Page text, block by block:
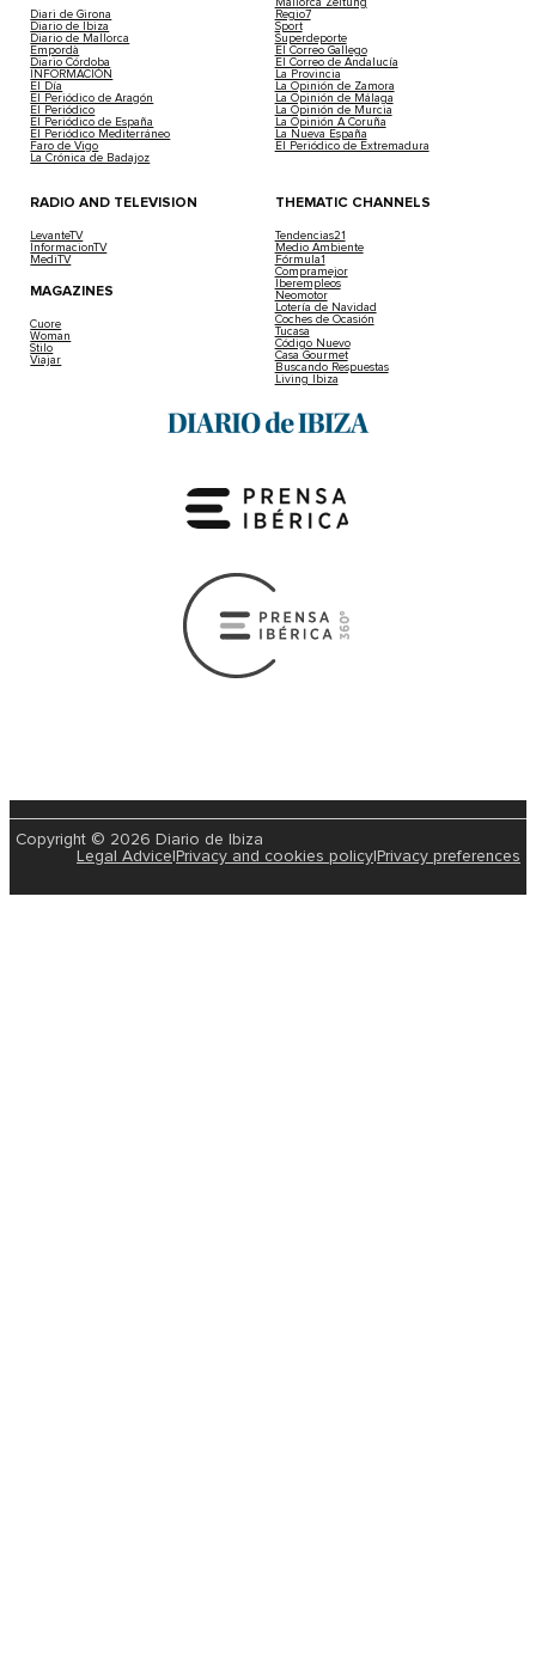
Diari de Girona
Diario de Ibiza
Diario de Mallorca
Empordà
Diario Córdoba
INFORMACIÓN
El Día
El Periódico de Aragón
El Periódico
El Periódico de España
El Periódico Mediterráneo
Faro de Vigo
La Crónica de Badajoz
Mallorca Zeitung
Regio7
Sport
Superdeporte
El Correo Gallego
El Correo de Andalucía
La Provincia
La Opinión de Zamora
La Opinión de Málaga
La Opinión de Murcia
La Opinión A Coruña
La Nueva España
El Periódico de Extremadura
RADIO AND TELEVISION
LevanteTV
InformacionTV
MediTV
MAGAZINES
Cuore
Woman
Stilo
Viajar
THEMATIC CHANNELS
Tendencias21
Medio Ambiente
Fórmula1
Compramejor
Iberempleos
Neomotor
Lotería de Navidad
Coches de Ocasión
Tucasa
Código Nuevo
Casa Gourmet
Buscando Respuestas
Living Ibiza
Copyright © 2026 Diario de Ibiza
Legal Advice|Privacy and cookies policy|Privacy preferences